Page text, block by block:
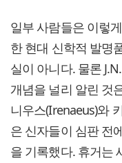
일부 사람들은 이렇
한 현대 신학적 발명
실이 아니다. 물론
개념을 널리 알린 것
니우스(Irenaeus)와
은 신자들이 심판 전
을 기록했다. 휴거는